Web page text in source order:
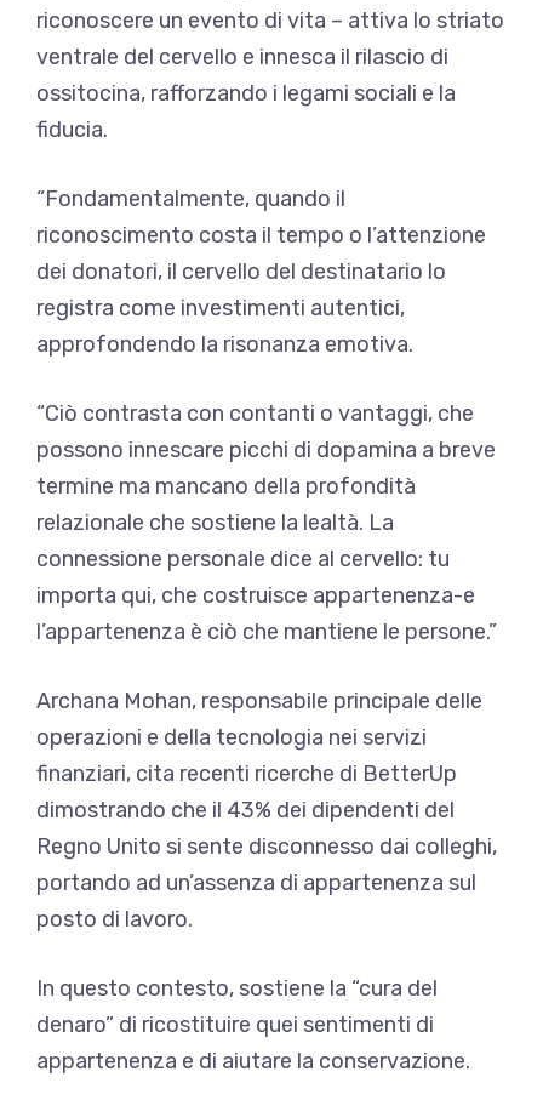
riconoscere un evento di vita – attiva lo striato
ventrale del cervello e innesca il rilascio di
ossitocina, rafforzando i legami sociali e la
fiducia.
“Fondamentalmente, quando il
riconoscimento costa il tempo o l’attenzione
dei donatori, il cervello del destinatario lo
registra come investimenti autentici,
approfondendo la risonanza emotiva.
“Ciò contrasta con contanti o vantaggi, che
possono innescare picchi di dopamina a breve
termine ma mancano della profondità
relazionale che sostiene la lealtà. La
connessione personale dice al cervello: tu
importa qui, che costruisce appartenenza-e
l’appartenenza è ciò che mantiene le persone.”
Archana Mohan, responsabile principale delle
operazioni e della tecnologia nei servizi
finanziari, cita recenti ricerche di BetterUp
dimostrando che il 43% dei dipendenti del
Regno Unito si sente disconnesso dai colleghi,
portando ad un’assenza di appartenenza sul
posto di lavoro.
In questo contesto, sostiene la “cura del
denaro” di ricostituire quei sentimenti di
appartenenza e di aiutare la conservazione.